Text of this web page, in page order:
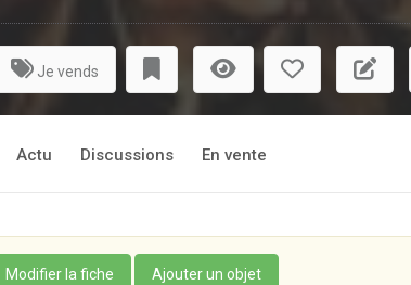
Je vends
Actu Discussions En vente
Modifier la fiche Ajouter un objet